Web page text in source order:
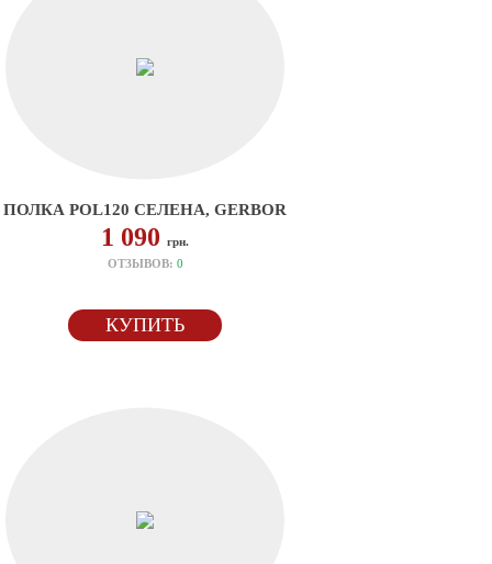
ПОЛКА POL120 СЕЛЕНА, GERBOR
1 090 грн.
ОТЗЫВОВ: 0
КУПИТЬ